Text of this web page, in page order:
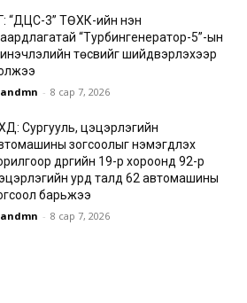
“ДЦС-3” ТӨХК-ийн нэн
“Турбингенератор-5”-ын
төсвийг шийдвэрлэхээр
- 8 сар 7, 2026
Сургууль, цэцэрлэгийн
зогсоолыг нэмэгдүүлэх
дүүргийн 19-р хороонд 92-р
урд талд 62 автомашины
барьжээ
- 8 сар 7, 2026